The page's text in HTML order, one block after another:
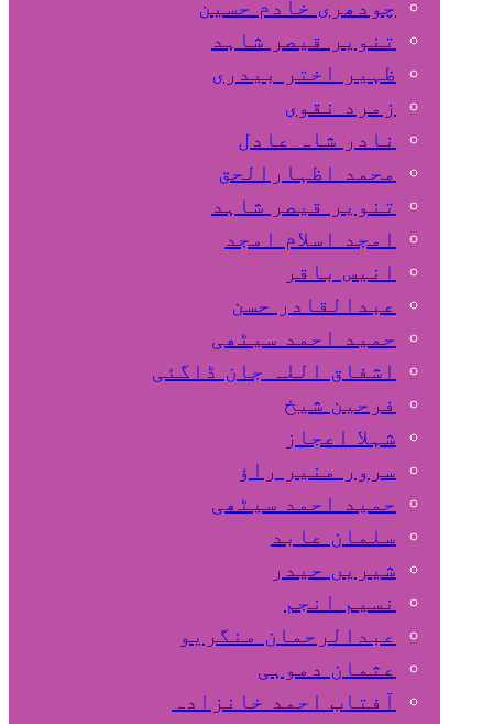
چودھری خادم حسین
تنویر قیصر شاہد
ظہیر اختر بیدری
زمرد نقوی
نادر شاہ عادل
محمد اظہارالحق
تنویر قیصر شاہد
امجد اسلام امجد
انیس باقر
عبدالقادر حسن
حمید احمد سیٹھی
اشفاق اللہ جان ڈاگئی
فرحین شیخ
شہلا اعجاز
سرور منیر راؤ
حمید احمد سیٹھی
سلمان عابد
شیریں حیدر
نسیم انجم
عبدالرحمان منگریو
عثمان دموہی
آفتاب احمد خانزادہ